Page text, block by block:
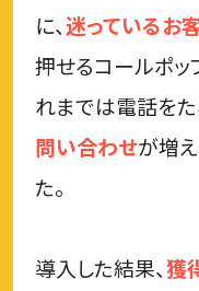
に、迷っているお
押せるコールポッ
れまでは電話を
問い合わせが増
た。
導入した結果、獲